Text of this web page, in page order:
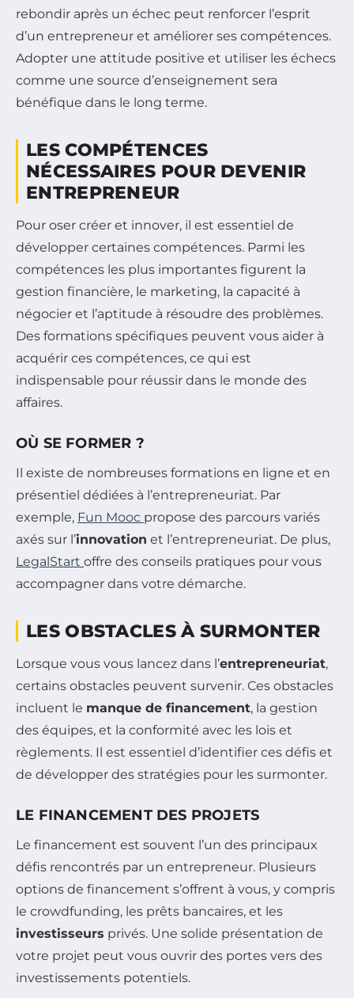
rebondir après un échec peut renforcer l’esprit
d’un entrepreneur et améliorer ses compétences.
Adopter une attitude positive et utiliser les échecs
comme une source d’enseignement sera
bénéfique dans le long terme.
LES COMPÉTENCES
NÉCESSAIRES POUR DEVENIR
ENTREPRENEUR
Pour oser créer et innover, il est essentiel de
développer certaines compétences. Parmi les
compétences les plus importantes figurent la
gestion financière, le marketing, la capacité à
négocier et l’aptitude à résoudre des problèmes.
Des formations spécifiques peuvent vous aider à
acquérir ces compétences, ce qui est
indispensable pour réussir dans le monde des
affaires.
OÙ SE FORMER ?
Il existe de nombreuses formations en ligne et en
présentiel dédiées à l’entrepreneuriat. Par
exemple, Fun Mooc propose des parcours variés
axés sur l’innovation et l’entrepreneuriat. De plus,
LegalStart offre des conseils pratiques pour vous
accompagner dans votre démarche.
LES OBSTACLES À SURMONTER
Lorsque vous vous lancez dans l’entrepreneuriat,
certains obstacles peuvent survenir. Ces obstacles
incluent le manque de financement, la gestion
des équipes, et la conformité avec les lois et
règlements. Il est essentiel d’identifier ces défis et
de développer des stratégies pour les surmonter.
LE FINANCEMENT DES PROJETS
Le financement est souvent l’un des principaux
défis rencontrés par un entrepreneur. Plusieurs
options de financement s’offrent à vous, y compris
le crowdfunding, les prêts bancaires, et les
investisseurs privés. Une solide présentation de
votre projet peut vous ouvrir des portes vers des
investissements potentiels.